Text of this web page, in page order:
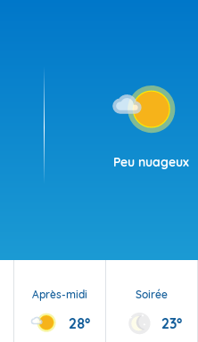
Peu nuageux
Après-midi
28°
Soirée
23°